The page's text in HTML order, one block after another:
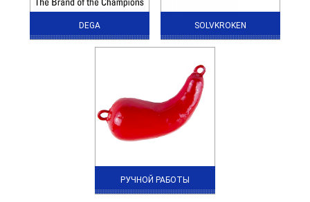
DEGA SOLVKROKEN
РУЧНОЙ РАБОТЫ